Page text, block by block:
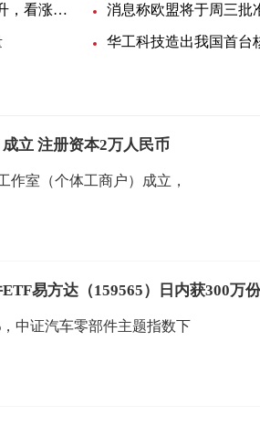
EIA月度展望：美国明年底产油量将小幅提升，看涨未来油价 消息称欧盟将于周三批
立 注册资本2万人民币
作室（个体工商户）成立，
易方达（159565）日内获300万
中证汽车零部件主题指数下